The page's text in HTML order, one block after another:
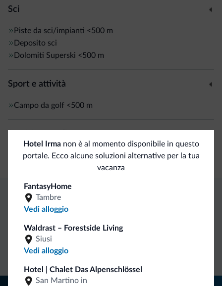
Sci
Piste da sci/impianti <500 m
Deposito sci
Dolomiti Superski <500 m
Sport e attività
Campo da golf <500 m
Cassetta di sicurezza
Hotel Irmanon è al momento disponibile in questo
portale. Ecco alcune soluzioni alternative per la tua
vacanza
FantasyHome
Tambre
Vedi alloggio
Waldrast – Forestside Living
Siusi
Vedi alloggio
Hotel | Chalet Das Alpenschlössel
San Martino in
Vantaggi esclusivi Dolomiti.it
Contatto
diretto